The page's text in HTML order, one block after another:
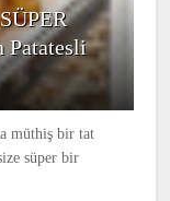
Patatesli
müthiş bir tat
süper bir